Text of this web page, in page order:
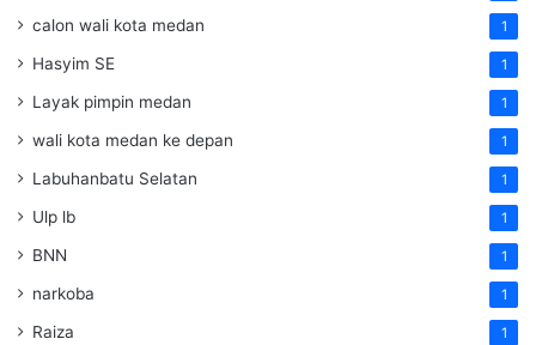
calon wali kota medan 1
Hasyim SE 1
Layak pimpin medan 1
wali kota medan ke depan 1
Labuhanbatu Selatan 1
Ulp lb 1
BNN 1
narkoba 1
Raiza 1